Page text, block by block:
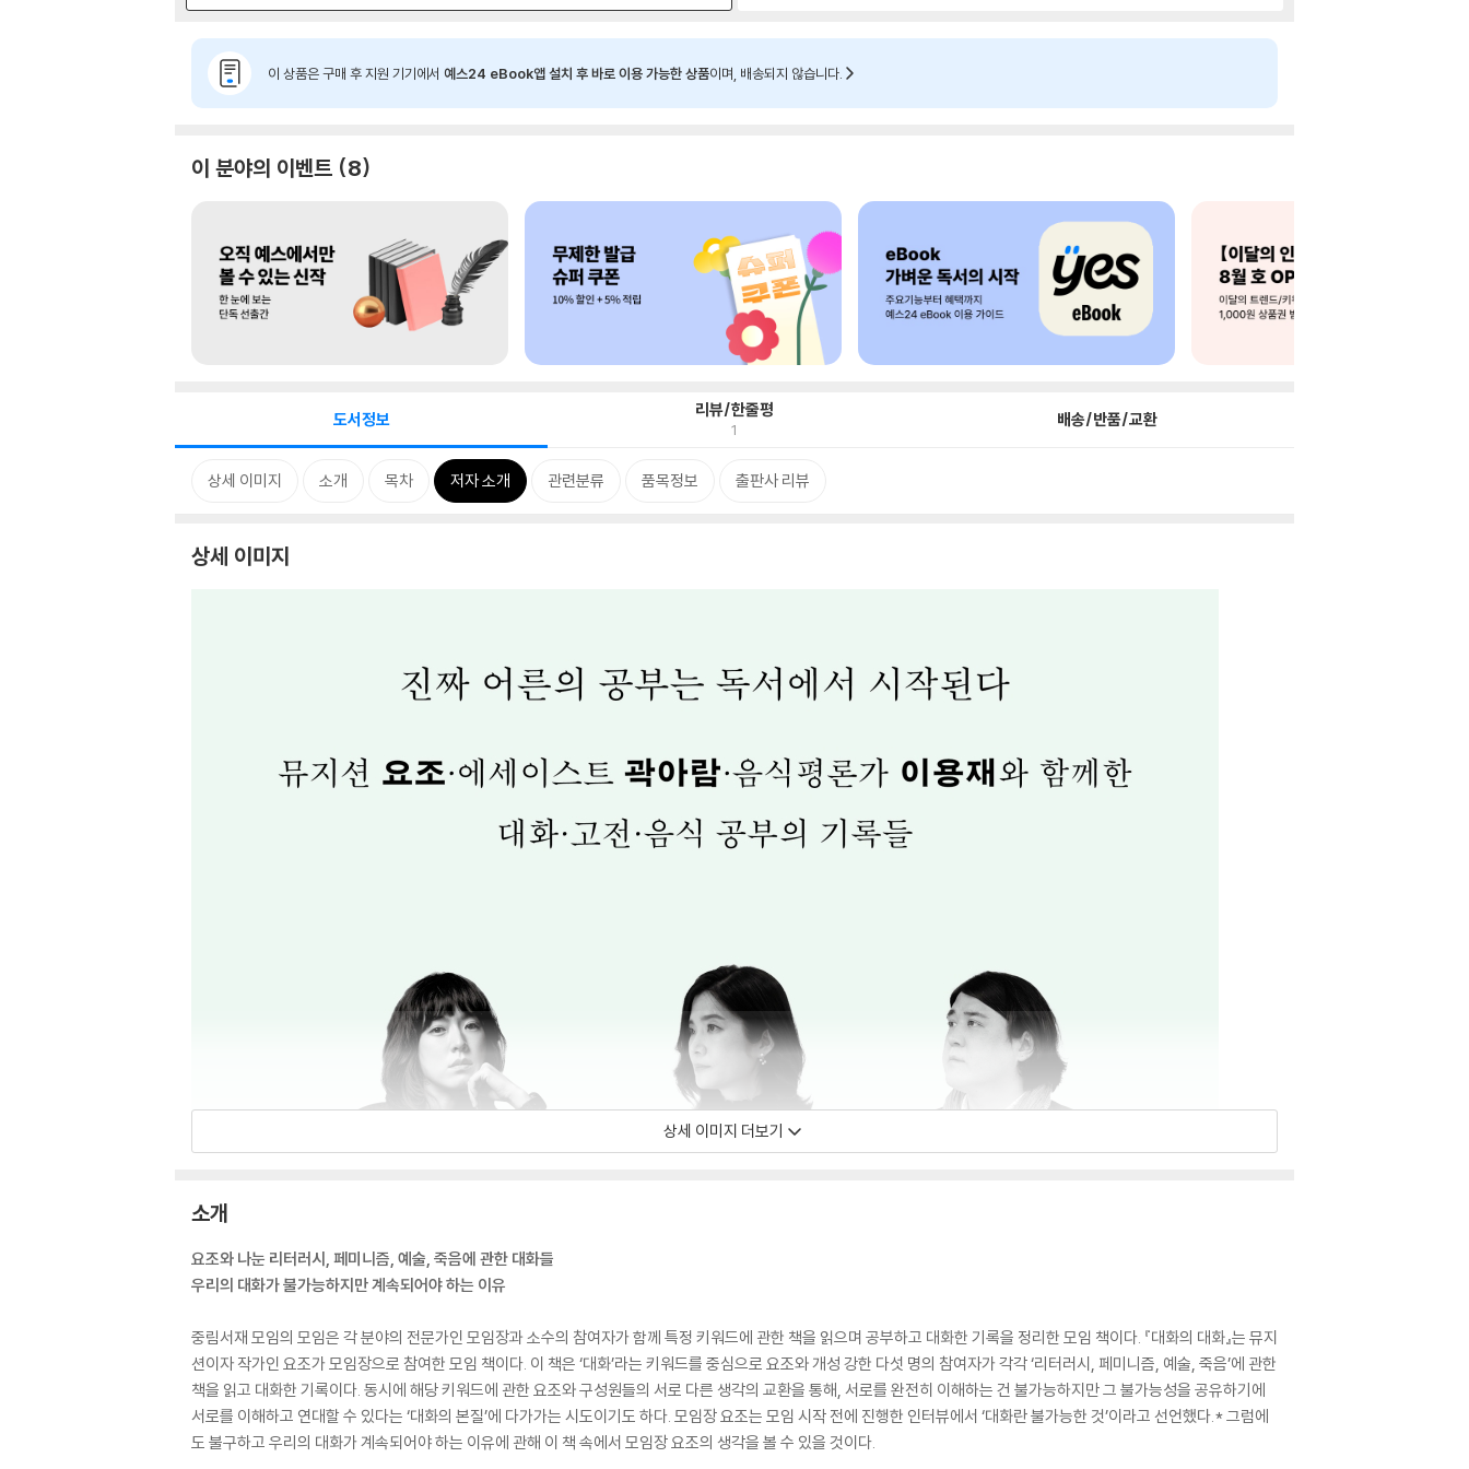
이 상품은 구매 후 지원 기기에서 예스24 eBook앱 설치 후 바로 이용 가능한 상품이며, 배송되지 않습니다.
이 분야의 이벤트 8
도서정보 리뷰/한줄평
1 배송/반품/교환
상세 이미지 소개 목차 저자 소개 관련분류 품목정보 출판사 리뷰
상세 이미지
상세 이미지 더보기
소개
요조와 나눈 리터러시, 페미니즘, 예술, 죽음에 관한 대화들
우리의 대화가 불가능하지만 계속되어야 하는 이유
중림서재 모임의 모임은 각 분야의 전문가인 모임장과 소수의 참여자가 함께 특정 키워드에 관한 책을 읽으며 공부하고 대화한 기록을 정리한 모임 책이다. 『대화의 대화』는 뮤지
션이자 작가인 요조가 모임장으로 참여한 모임 책이다. 이 책은 ‘대화’라는 키워드를 중심으로 요조와 개성 강한 다섯 명의 참여자가 각각 ‘리터러시, 페미니즘, 예술, 죽음’에 관한
책을 읽고 대화한 기록이다. 동시에 해당 키워드에 관한 요조와 구성원들의 서로 다른 생각의 교환을 통해, 서로를 완전히 이해하는 건 불가능하지만 그 불가능성을 공유하기에
서로를 이해하고 연대할 수 있다는 ‘대화의 본질’에 다가가는 시도이기도 하다. 모임장 요조는 모임 시작 전에 진행한 인터뷰에서 ‘대화란 불가능한 것’이라고 선언했다.* 그럼에
도 불구하고 우리의 대화가 계속되어야 하는 이유에 관해 이 책 속에서 모임장 요조의 생각을 볼 수 있을 것이다.